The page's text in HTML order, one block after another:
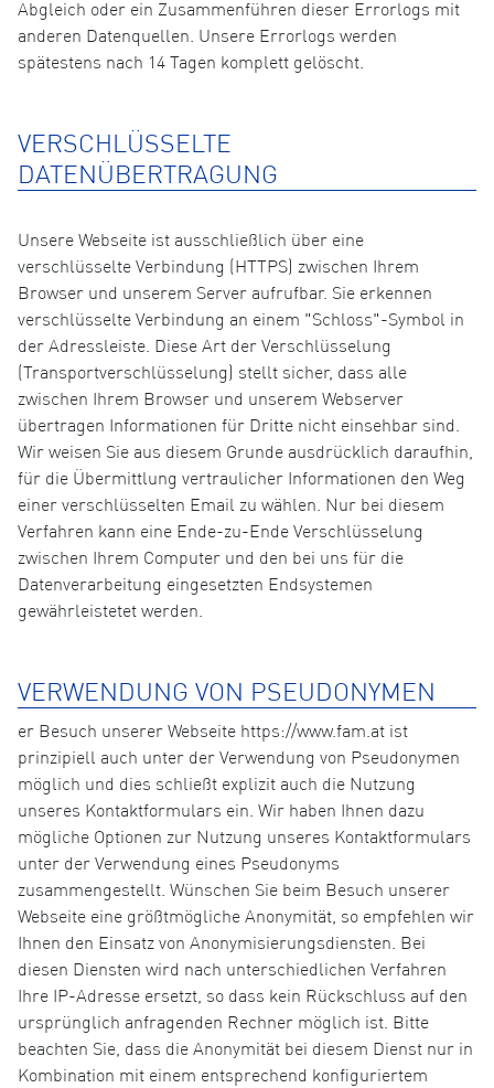
Abgleich oder ein Zusammenführen dieser Errorlogs mit
anderen Datenquellen. Unsere Errorlogs werden
spätestens nach 14 Tagen komplett gelöscht.
VERSCHLÜSSELTE
DATENÜBERTRAGUNG
Unsere Webseite ist ausschließlich über eine
verschlüsselte Verbindung (HTTPS) zwischen Ihrem
Browser und unserem Server aufrufbar. Sie erkennen
verschlüsselte Verbindung an einem "Schloss"-Symbol in
der Adressleiste. Diese Art der Verschlüsselung
(Transportverschlüsselung) stellt sicher, dass alle
zwischen Ihrem Browser und unserem Webserver
übertragen Informationen für Dritte nicht einsehbar sind.
Wir weisen Sie aus diesem Grunde ausdrücklich daraufhin,
für die Übermittlung vertraulicher Informationen den Weg
einer verschlüsselten Email zu wählen. Nur bei diesem
Verfahren kann eine Ende-zu-Ende Verschlüsselung
zwischen Ihrem Computer und den bei uns für die
Datenverarbeitung eingesetzten Endsystemen
gewährleistetet werden.
VERWENDUNG VON PSEUDONYMEN
er Besuch unserer Webseite https://www.fam.at ist
prinzipiell auch unter der Verwendung von Pseudonymen
möglich und dies schließt explizit auch die Nutzung
unseres Kontaktformulars ein. Wir haben Ihnen dazu
mögliche Optionen zur Nutzung unseres Kontaktformulars
unter der Verwendung eines Pseudonyms
zusammengestellt. Wünschen Sie beim Besuch unserer
Webseite eine größtmögliche Anonymität, so empfehlen wir
Ihnen den Einsatz von Anonymisierungsdiensten. Bei
diesen Diensten wird nach unterschiedlichen Verfahren
Ihre IP-Adresse ersetzt, so dass kein Rückschluss auf den
ursprünglich anfragenden Rechner möglich ist. Bitte
beachten Sie, dass die Anonymität bei diesem Dienst nur in
Kombination mit einem entsprechend konfiguriertem